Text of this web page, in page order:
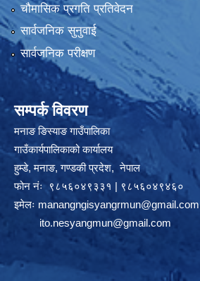
चौमासिक प्रगति प्रतिवेदन
सार्वजनिक सुनुवाई
सार्वजनिक परीक्षण
सम्पर्क विवरण
मनाङ ङिस्याङ गाउँपालिका
गाउँकार्यपालिकाको कार्यालय
हुम्डे, मनाङ, गण्डकी प्रदेश, ‍ नेपाल
फोन नंः ९८५६०४९३३१ | ९८५६०४९४६०
इमेलः manangngisyangrmun@gmail.com
ito.nesyangmun@gmail.com